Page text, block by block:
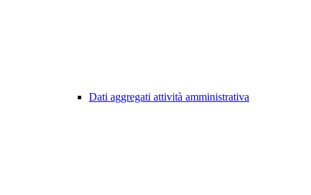
Dati aggregati attività amministrativa